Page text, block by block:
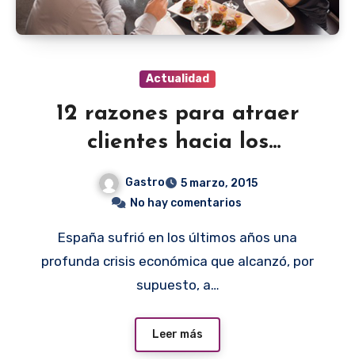
Actualidad
12 razones para atraer
clientes hacia los
restaurantes
Gastro
5 marzo, 2015
No hay comentarios
España sufrió en los últimos años una
profunda crisis económica que alcanzó, por
supuesto, a…
Leer más